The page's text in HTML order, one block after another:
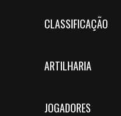
CLASSIFICAÇÃO
ARTILHARIA
JOGADORES